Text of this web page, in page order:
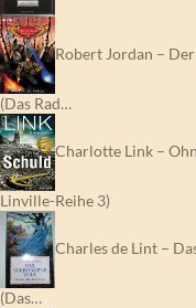
Robert Jordan –
(Das Rad…
Charlotte Link –
Linville-Reihe 3)
Charles de Lint –
(Das…